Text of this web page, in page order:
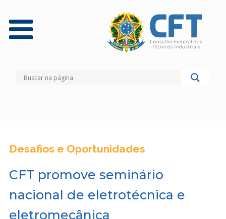
Desafios e Oportunidades
CFT promove seminário
nacional de eletrotécnica e
eletromecânica